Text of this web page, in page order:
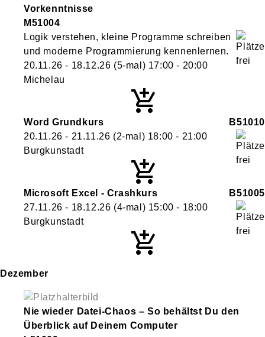
Vorkenntnisse
M51004
Logik verstehen, kleine Programme schreiben
und moderne Programmierung kennenlernen.
20.11.26 - 18.12.26 (5-mal) 17:00 - 20:00
Michelau
Word Grundkurs
B51010
20.11.26 - 21.11.26 (2-mal) 18:00 - 21:00
Burgkunstadt
Microsoft Excel - Crashkurs
B51005
27.11.26 - 18.12.26 (4-mal) 15:00 - 18:00
Burgkunstadt
Dezember
Nie wieder Datei-Chaos – So behältst Du den
Überblick auf Deinem Computer